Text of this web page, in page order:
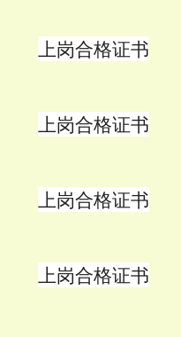
上岗合格证书
上岗合格证书
上岗合格证书
上岗合格证书